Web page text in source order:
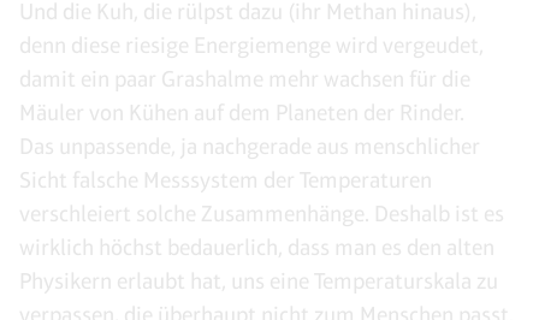
Und die Kuh, die rülpst dazu (ihr Methan hinaus),
denn diese riesige Energiemenge wird vergeudet,
damit ein paar Grashalme mehr wachsen für die
Mäuler von Kühen auf dem Planeten der Rinder.
Das unpassende, ja nachgerade aus menschlicher
Sicht falsche Messsystem der Temperaturen
verschleiert solche Zusammenhänge. Deshalb ist es
wirklich höchst bedauerlich, dass man es den alten
Physikern erlaubt hat, uns eine Temperaturskala zu
verpassen, die überhaupt nicht zum Menschen passt.